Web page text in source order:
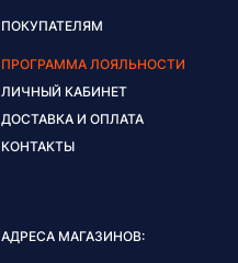
ПОКУПАТЕЛЯМ
ПРОГРАММА ЛОЯЛЬНОСТИ
ЛИЧНЫЙ КАБИНЕТ
ДОСТАВКА И ОПЛАТА
КОНТАКТЫ
АДРЕСА МАГАЗИНОВ: